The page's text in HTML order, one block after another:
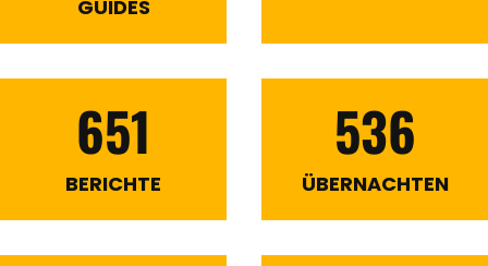
GUIDES
651
BERICHTE
536
ÜBERNACHTEN